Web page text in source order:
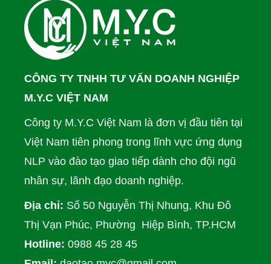
CÔNG TY TNHH TƯ VẤN DOANH NGHIỆP
M.Y.C VIỆT NAM
Công ty M.Y.C Việt Nam là đơn vị đầu tiên tại
Việt Nam tiên phong trong lĩnh vực ứng dụng
NLP vào đào tạo giao tiếp dành cho đội ngũ
nhân sự, lãnh đạo doanh nghiệp.
Địa chỉ: Số 50 Nguyễn Thị Nhung, Khu Đô
Thị Vạn Phúc, Phường Hiệp Bình, TP.HCM
Hotline: 0988 45 28 45